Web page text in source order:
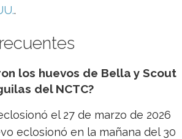
.
los huevos de Bella y Scout
del NCTC?
el 27 de marzo de 2026
eclosionó en la mañana del 30